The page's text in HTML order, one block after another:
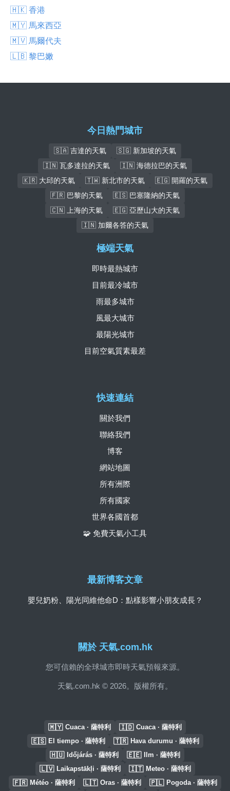
🇭🇰 香港
🇲🇾 馬來西亞
🇲🇻 馬爾代夫
🇱🇧 黎巴嫩
今日熱門城市
🇸🇦 吉達的天氣
🇸🇬 新加坡的天氣
🇮🇳 瓦多達拉的天氣
🇮🇳 海德拉巴的天氣
🇰🇷 大邱的天氣
🇹🇼 新北市的天氣
🇪🇬 開羅的天氣
🇫🇷 巴黎的天氣
🇪🇸 巴塞隆納的天氣
🇨🇳 上海的天氣
🇪🇬 亞歷山大的天氣
🇮🇳 加爾各答的天氣
關於 天氣.com.hk
您可信賴的全球城市即時天氣預報來源。
天氣.com.hk © 2026。版權所有。
快速連結
關於我們
聯絡我們
博客
網站地圖
所有洲際
所有國家
世界各國首都
🧩 免費天氣小工具
極端天氣
即時最熱城市
目前最冷城市
雨最多城市
風最大城市
最陽光城市
目前空氣質素最差
最新博客文章
嬰兒奶粉、陽光同維他命D：點樣影響小朋友成長？
🇲🇾 Cuaca · 薩特利 🇮🇩 Cuaca · 薩特利
🇪🇸 El tiempo · 薩特利 🇹🇷 Hava durumu · 薩特利
🇭🇺 Időjárás · 薩特利 🇪🇪 Ilm · 薩特利
🇱🇻 Laikapstākļi · 薩特利 🇮🇹 Meteo · 薩特利
🇫🇷 Météo · 薩特利 🇱🇹 Oras · 薩特利 🇵🇱 Pogoda · 薩特利